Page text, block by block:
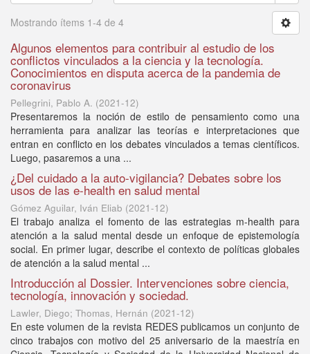
Mostrando ítems 1-4 de 4
Algunos elementos para contribuir al estudio de los
conflictos vinculados a la ciencia y la tecnología.
Conocimientos en disputa acerca de la pandemia de
coronavirus
Pellegrini, Pablo A. (2021-12)
Presentaremos la noción de estilo de pensamiento como una
herramienta para analizar las teorías e interpretaciones que
entran en conflicto en los debates vinculados a temas científicos.
Luego, pasaremos a una ...
¿Del cuidado a la auto-vigilancia? Debates sobre los
usos de las e-health en salud mental
Gómez Aguilar, Iván Eliab (2021-12)
El trabajo analiza el fomento de las estrategias m-health para
atención a la salud mental desde un enfoque de epistemología
social. En primer lugar, describe el contexto de políticas globales
de atención a la salud mental ...
Introducción al Dossier. Intervenciones sobre ciencia,
tecnología, innovación y sociedad.
Lawler, Diego; Thomas, Hernán (2021-12)
En este volumen de la revista REDES publicamos un conjunto de
cinco trabajos con motivo del 25 aniversario de la maestría en